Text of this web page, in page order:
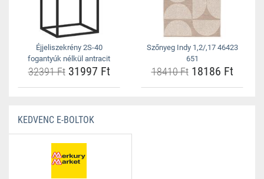
Éjjeliszekrény 2S-40
fogantyúk nélkül antracit
32391 Ft31997 Ft
Szőnyeg Indy 1,2/,17 46423
651
18410 Ft18186 Ft
KEDVENC E-BOLTOK